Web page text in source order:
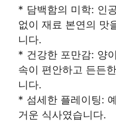
* 담백함의 미학: 인
없이 재료 본연의 맛
니다.
* 건강한 포만감: 양
속이 편안하고 든든
니다.
* 섬세한 플레이팅:
거운 식사였습니다.